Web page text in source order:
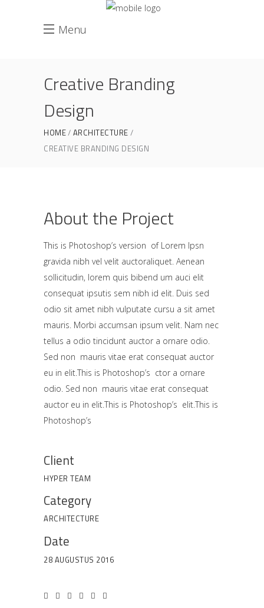
Menu
Creative Branding
Design
HOME ARCHITECTURE
CREATIVE BRANDING DESIGN
About the Project
This is Photoshop’s version of Lorem Ipsn
gravida nibh vel velit auctoraliquet. Aenean
sollicitudin, lorem quis bibend um auci elit
consequat ipsutis sem nibh id elit. Duis sed
odio sit amet nibh vulputate cursu a sit amet
mauris. Morbi accumsan ipsum velit. Nam nec
tellus a odio tincidunt auctor a ornare odio.
Sed non mauris vitae erat consequat auctor
eu in elit.This is Photoshop’s ctor a ornare
odio. Sed non mauris vitae erat consequat
auctor eu in elit.This is Photoshop’s elit.This is
Photoshop’s
Client
HYPER TEAM
Category
ARCHITECTURE
Date
28 AUGUSTUS 2016